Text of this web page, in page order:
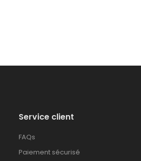
Service client
FAQs
Paiement sécurisé